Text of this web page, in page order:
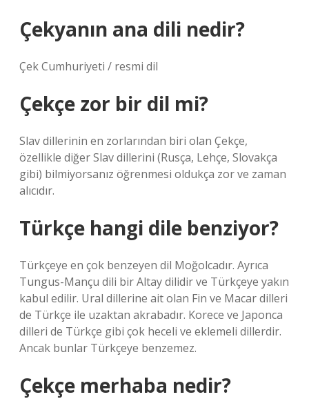
Çekyanın ana dili nedir?
Çek Cumhuriyeti / resmi dil
Çekçe zor bir dil mi?
Slav dillerinin en zorlarından biri olan Çekçe,
özellikle diğer Slav dillerini (Rusça, Lehçe, Slovakça
gibi) bilmiyorsanız öğrenmesi oldukça zor ve zaman
alıcıdır.
Türkçe hangi dile benziyor?
Türkçeye en çok benzeyen dil Moğolcadır. Ayrıca
Tungus-Mançu dili bir Altay dilidir ve Türkçeye yakın
kabul edilir. Ural dillerine ait olan Fin ve Macar dilleri
de Türkçe ile uzaktan akrabadır. Korece ve Japonca
dilleri de Türkçe gibi çok heceli ve eklemeli dillerdir.
Ancak bunlar Türkçeye benzemez.
Çekçe merhaba nedir?